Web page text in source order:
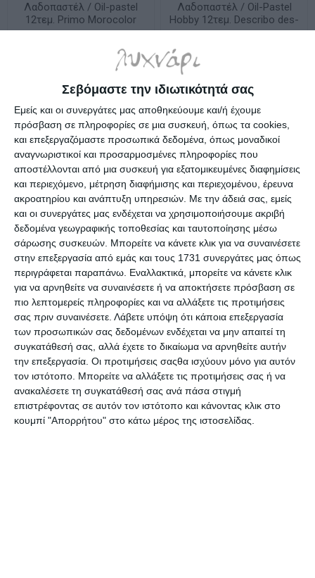
Σεβόμαστε την ιδιωτικότητά σας
Εμείς και οι συνεργάτες μας αποθηκεύουμε και/ή έχουμε
πρόσβαση σε πληροφορίες σε μια συσκευή, όπως τα cookies,
και επεξεργαζόμαστε προσωπικά δεδομένα, όπως μοναδικοί
αναγνωριστικοί και προσαρμοσμένες πληροφορίες που
αποστέλλονται από μια συσκευή για εξατομικευμένες διαφημίσεις
και περιεχόμενο, μέτρηση διαφήμισης και περιεχομένου, έρευνα
ακροατηρίου και ανάπτυξη υπηρεσιών. Με την άδειά σας, εμείς
και οι συνεργάτες μας ενδέχεται να χρησιμοποιήσουμε ακριβή
δεδομένα γεωγραφικής τοποθεσίας και ταυτοποίησης μέσω
σάρωσης συσκευών. Μπορείτε να κάνετε κλικ για να συναινέσετε
στην επεξεργασία από εμάς και τους 1731 συνεργάτες μας όπως
περιγράφεται παραπάνω. Εναλλακτικά, μπορείτε να κάνετε κλικ
για να αρνηθείτε να συναινέσετε ή να αποκτήσετε πρόσβαση σε
πιο λεπτομερείς πληροφορίες και να αλλάξετε τις προτιμήσεις
σας πριν συναινέσετε. Λάβετε υπόψη ότι κάποια επεξεργασία
των προσωπικών σας δεδομένων ενδέχεται να μην απαιτεί τη
συγκατάθεσή σας, αλλά έχετε το δικαίωμα να αρνηθείτε αυτήν
την επεξεργασία. Οι προτιμήσεις σαςθα ισχύουν μόνο για αυτόν
τον ιστότοπο. Μπορείτε να αλλάξετε τις προτιμήσεις σας ή να
ανακαλέσετε τη συγκατάθεσή σας ανά πάσα στιγμή
επιστρέφοντας σε αυτόν τον ιστότοπο και κάνοντας κλικ στο
κουμπί "Απορρήτου" στο κάτω μέρος της ιστοσελίδας.
Λαδοπαστέλ / Oil-pastel
12τεμ. Primo Morocolor
Λαδοπαστέλ / Oil-Pastel
Hobby 12τεμ. Describo des-
2000
Λαδοπαστέλ / oil-pastel
Pentel 12τεμ. PHN-12
Διαθέσιμο
2,15€
Λαδοπαστέλ / oil-pastel
Pentel 16τεμ. PHN-16
Διαθέσιμο
3,20€